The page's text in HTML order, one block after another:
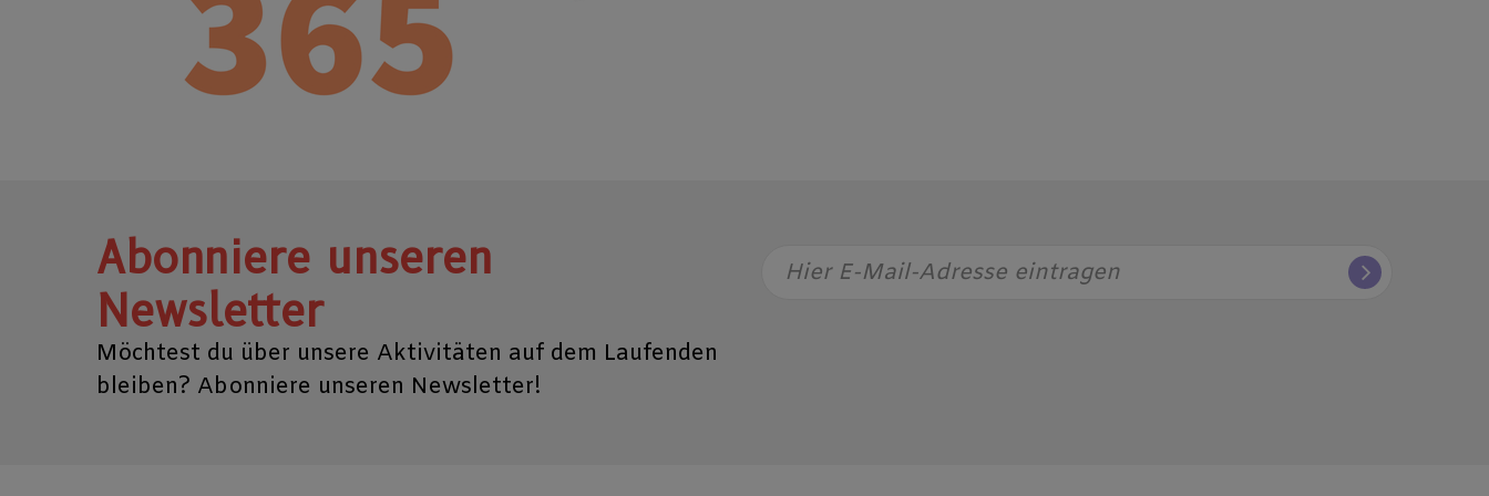
Abonniere unseren
Newsletter
Möchtest du über unsere Aktivitäten auf dem Laufenden
bleiben? Abonniere unseren Newsletter!
Hier E-Mail-Adresse eintragen